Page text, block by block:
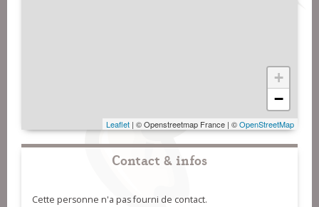
+
−
Leaflet | © Openstreetmap France | ©OpenStreetMap
Contact & infos
Cette personne n'a pas fourni de contact.